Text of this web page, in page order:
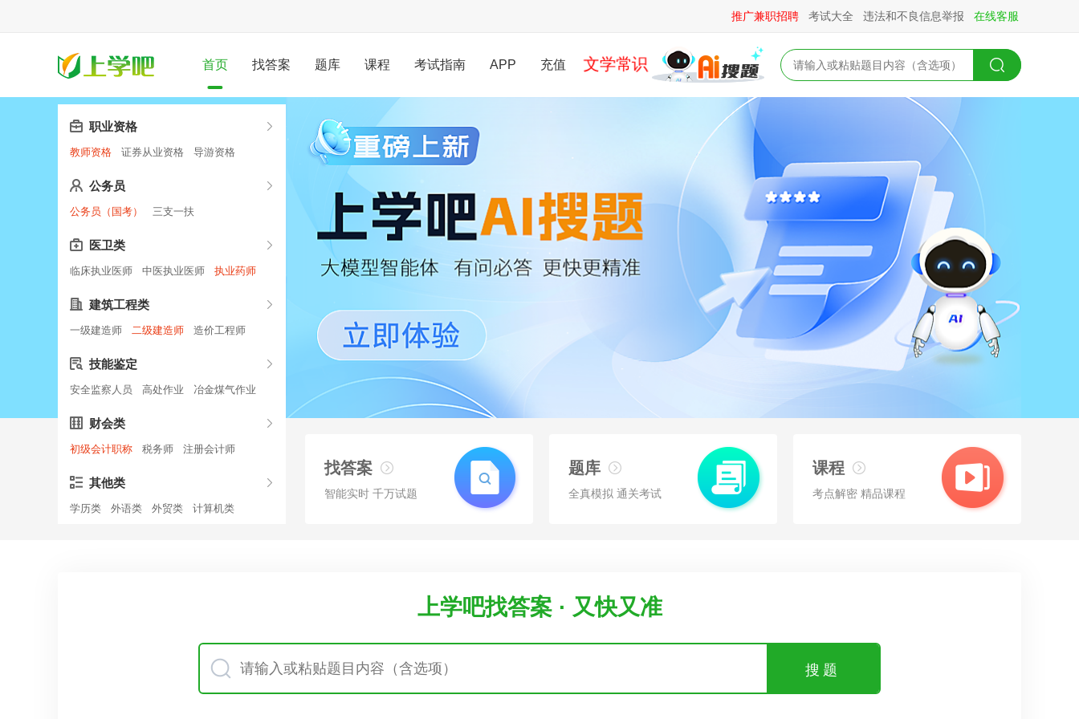
推广兼职招聘 考试大全 违法和不良信息举报 在线客服
首页 找答案 题库 课程 考试指南 APP 充值 文学常识
职业资格
教师资格 证券从业资格 导游资格
公务员
公务员（国考） 三支一扶
医卫类
临床执业医师 中医执业医师 执业药师
建筑工程类
一级建造师 二级建造师 造价工程师
技能鉴定
安全监察人员 高处作业 冶金煤气作业
财会类
初级会计职称 税务师 注册会计师
其他类
学历类 外语类 外贸类 计算机类
找答案
智能实时 千万试题
题库
全真模拟 通关考试
课程
考点解密 精品课程
上学吧找答案 · 又快又准
搜题